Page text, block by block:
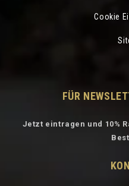
Cookie
FÜR
Jetzt eintragen und 10%